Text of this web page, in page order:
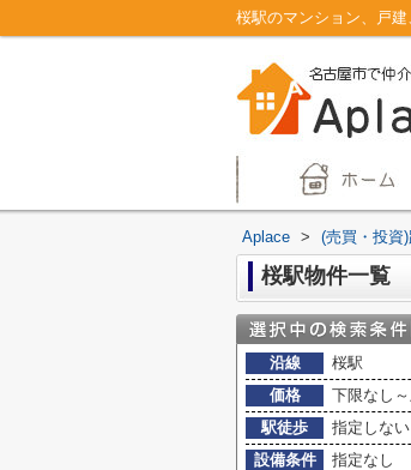
Aplace > (売買・投資
桜駅物件一覧
沿線
桜駅
価格
下限なし
駅徒歩
指定しない
設備条件
指定なし